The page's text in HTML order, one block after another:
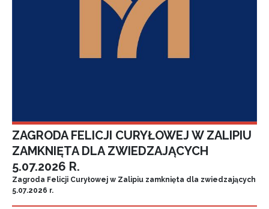
ZAGRODA FELICJI CURYŁOWEJ W ZALIPIU
ZAMKNIĘTA DLA ZWIEDZAJĄCYCH
5.07.2026 R.
Zagroda Felicji Curyłowej w Zalipiu zamknięta dla zwiedzających
5.07.2026 r.